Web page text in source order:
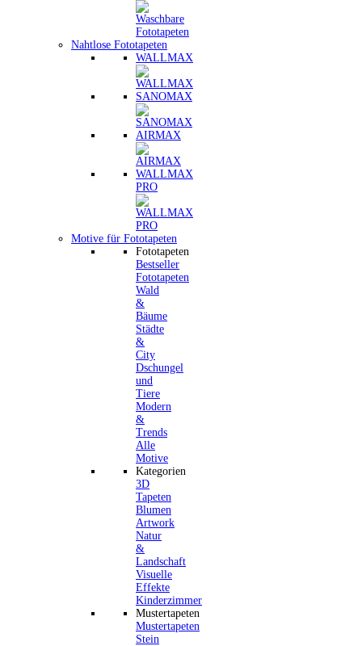
Nahtlose Fototapeten
WALLMAX
SANOMAX
AIRMAX
WALLMAX
PRO
Motive für Fototapeten
Fototapeten
Bestseller
Fototapeten
Wald
&
Bäume
Städte
&
City
Dschungel
und
Tiere
Modern
&
Trends
Alle
Motive
Kategorien
3D
Tapeten
Blumen
Artwork
Natur
&
Landschaft
Visuelle
Effekte
Kinderzimmer
Mustertapeten
Mustertapeten
Stein